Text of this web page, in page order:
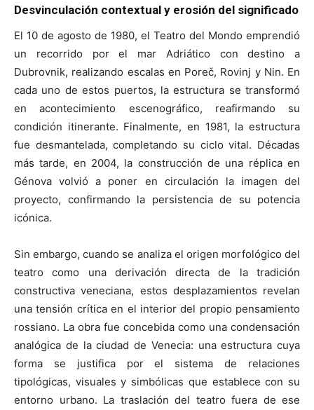
Desvinculación contextual y erosión del significado
El 10 de agosto de 1980, el Teatro del Mondo emprendió
un recorrido por el mar Adriático con destino a
Dubrovnik, realizando escalas en Poreč, Rovinj y Nin. En
cada uno de estos puertos, la estructura se transformó
en acontecimiento escenográfico, reafirmando su
condición itinerante. Finalmente, en 1981, la estructura
fue desmantelada, completando su ciclo vital. Décadas
más tarde, en 2004, la construcción de una réplica en
Génova volvió a poner en circulación la imagen del
proyecto, confirmando la persistencia de su potencia
icónica.
Sin embargo, cuando se analiza el origen morfológico del
teatro como una derivación directa de la tradición
constructiva veneciana, estos desplazamientos revelan
una tensión crítica en el interior del propio pensamiento
rossiano. La obra fue concebida como una condensación
analógica de la ciudad de Venecia: una estructura cuya
forma se justifica por el sistema de relaciones
tipológicas, visuales y simbólicas que establece con su
entorno urbano. La traslación del teatro fuera de ese